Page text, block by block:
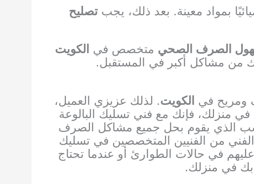
بمواد معينة. بعد ذلك، يجب تصليح
الصرف الصحي متخصص في الكويت
من مشاكل أكبر في المستقبل.
ومريح في الكويت. لذلك عزيزي العميل،
منزلك، فإنك مع فني تسليك البالوعة
الذي يقوم بحل جميع مشاكل الصرف
الفني من الفنيين المتخصصين في تسليك
في حالات الطوارئ أو عندما تحتاج
في منزلك.